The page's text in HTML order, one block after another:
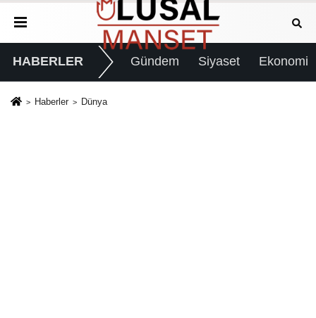
HABERLER Gündem Siyaset Ekonomi
Haberler Dünya